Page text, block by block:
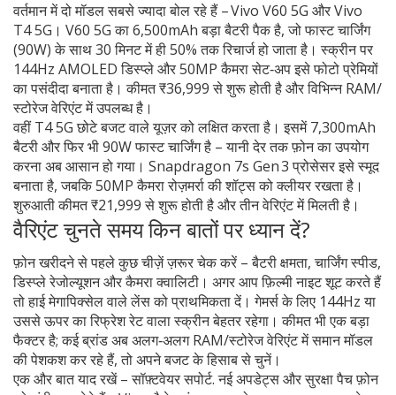
वर्तमान में दो मॉडल सबसे ज्यादा बोल रहे हैं – Vivo V60 5G और Vivo
T4 5G। V60 5G का 6,500mAh बड़ा बैटरी पैक है, जो फास्ट चार्जिंग
(90W) के साथ 30 मिनट में ही 50% तक रिचार्ज हो जाता है। स्क्रीन पर
144Hz AMOLED डिस्प्ले और 50MP कैमरा सेट‑अप इसे फोटो प्रेमियों
का पसंदीदा बनाता है। कीमत ₹36,999 से शुरू होती है और विभिन्न RAM/
स्टोरेज वेरिएंट में उपलब्ध है।
वहीं T4 5G छोटे बजट वाले यूज़र को लक्षित करता है। इसमें 7,300mAh
बैटरी और फिर भी 90W फास्ट चार्जिंग है – यानी देर तक फ़ोन का उपयोग
करना अब आसान हो गया। Snapdragon 7s Gen 3 प्रोसेसर इसे स्मूद
बनाता है, जबकि 50MP कैमरा रोज़मर्रा की शॉट्स को क्लीयर रखता है।
शुरुआती कीमत ₹21,999 से शुरू होती है और तीन वेरिएंट में मिलती है।
वैरिएंट चुनते समय किन बातों पर ध्यान दें?
फ़ोन खरीदने से पहले कुछ चीज़ें ज़रूर चेक करें – बैटरी क्षमता, चार्जिंग स्पीड,
डिस्प्ले रेजोल्यूशन और कैमरा क्वालिटी। अगर आप फ़िल्मी नाइट शूट करते हैं
तो हाई मेगापिक्सेल वाले लेंस को प्राथमिकता दें। गेमर्स के लिए 144Hz या
उससे ऊपर का रिफ्रेश रेट वाला स्क्रीन बेहतर रहेगा। कीमत भी एक बड़ा
फैक्टर है; कई ब्रांड अब अलग‑अलग RAM/स्टोरेज वेरिएंट में समान मॉडल
की पेशकश कर रहे हैं, तो अपने बजट के हिसाब से चुनें।
एक और बात याद रखें – सॉफ़्टवेयर सपोर्ट. नई अपडेट्स और सुरक्षा पैच फ़ोन